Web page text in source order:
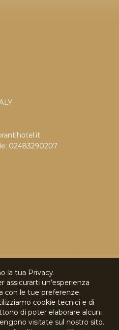
02483290207
la tua Privacy.
assicurarti un’esperienza
con le tue preferenze.
cookie tecnici e di
di poter elaborare alcuni
visitate sul nostro sito.